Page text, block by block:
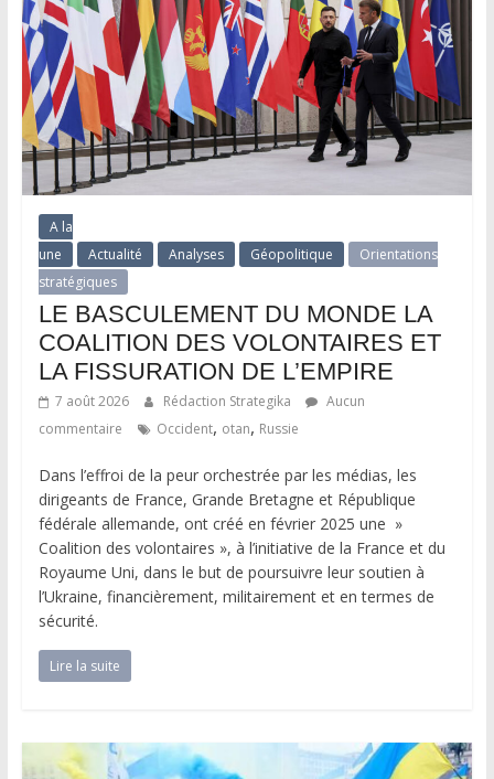
A la
une
Actualité Analyses Géopolitique
Orientations
stratégiques
LE BASCULEMENT DU MONDE LA
COALITION DES VOLONTAIRES ET
LA FISSURATION DE L’EMPIRE
7 août 2026 Rédaction Strategika
Aucun
commentaire
Occident, otan, Russie
Dans l’effroi de la peur orchestrée par les médias, les
dirigeants de France, Grande Bretagne et République
fédérale allemande, ont créé en février 2025 une »
Coalition des volontaires », à l’initiative de la France et du
Royaume Uni, dans le but de poursuivre leur soutien à
l’Ukraine, financièrement, militairement et en termes de
sécurité.
Lire la suite